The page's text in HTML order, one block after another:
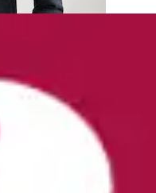
V-Ausschnitt aus